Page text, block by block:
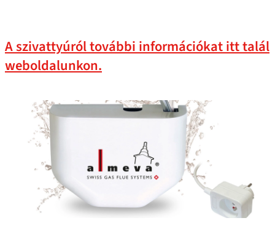
A szivattyúról további információkat itt talál
weboldalunkon.